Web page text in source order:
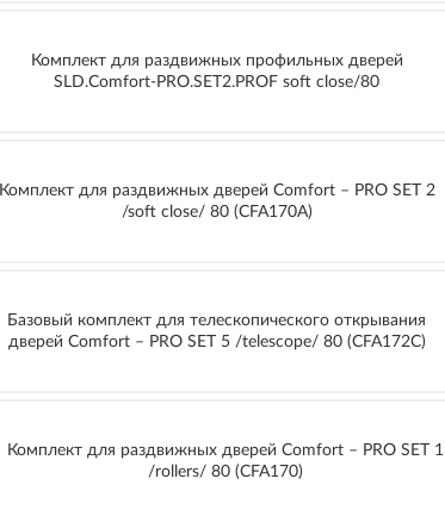
Комплект для раздвижных профильных дверей
SLD.Comfort-PRO.SET2.PROF soft close/80
Комплект для раздвижных дверей Comfort – PRO SET 2
/soft close/ 80 (CFA170А)
Базовый комплект для телескопического открывания
дверей Comfort – PRO SET 5 /telescope/ 80 (CFA172C)
Комплект для раздвижных дверей Comfort – PRO SET 1
/rollers/ 80 (CFA170)